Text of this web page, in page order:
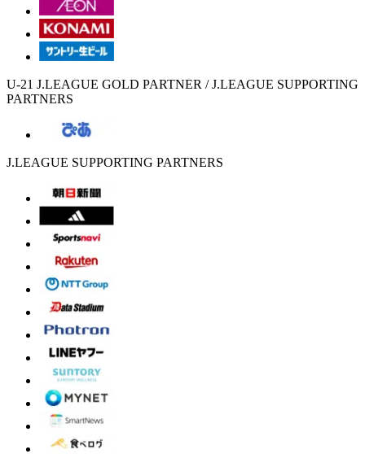
U-21 J.LEAGUE GOLD PARTNER / J.LEAGUE SUPPORTING
PARTNERS
J.LEAGUE SUPPORTING PARTNERS